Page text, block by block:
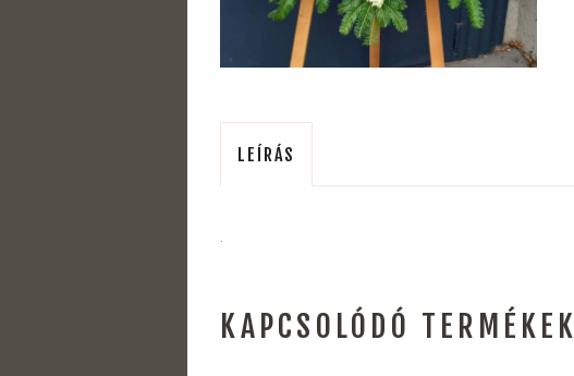
LEÍRÁS
.
KAPCSOLÓDÓ TERMÉKEK